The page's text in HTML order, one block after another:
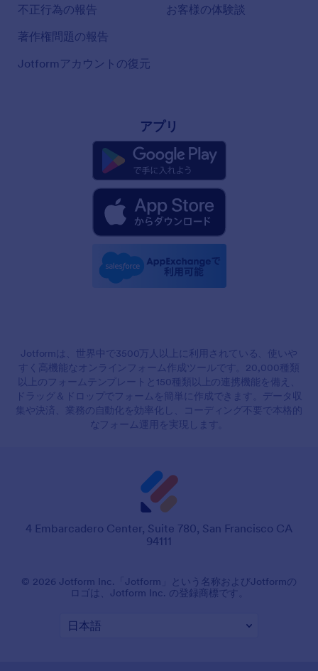
不正行為の報告
著作権問題の報告
Jotformアカウントの復元
お客様の体験談
アプリ
Jotformは、世界中で3500万人以上に利用されている、使いや
すく高機能なオンラインフォーム作成ツールです。20,000種類
以上のフォームテンプレートと150種類以上の連携機能を備え、
ドラッグ＆ドロップでフォームを簡単に作成できます。データ収
集や決済、業務の自動化を効率化し、コーディング不要で本格的
なフォーム運用を実現します。
4 Embarcadero Center, Suite 780, San Francisco CA
94111
© 2026 Jotform Inc.「Jotform」という名称およびJotformの
ロゴは、Jotform Inc. の登録商標です。